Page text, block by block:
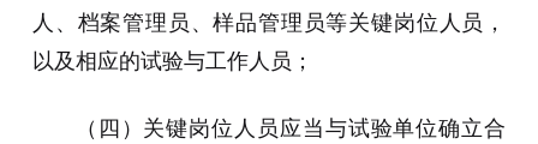
人、档案管理员、样品管理员等关键岗位人员，
以及相应的试验与工作人员；
（四）关键岗位人员应当与试验单位确立合